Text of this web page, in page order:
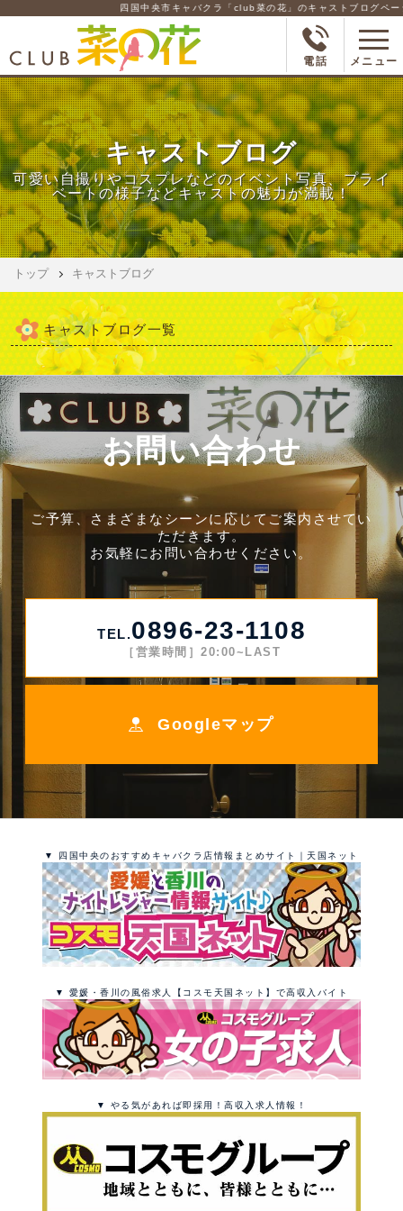
四国中央市キャバクラ「club菜の花」のキャストブログページ
電話 メニュー
キャストブログ
可愛い自撮りやコスプレなどのイベント写真、プライ
ベートの様子などキャストの魅力が満載！
トップ キャストブログ
キャストブログ一覧
お問い合わせ
ご予算、さまざまなシーンに応じてご案内させてい
ただきます。
お気軽にお問い合わせください。
TEL.0896-23-1108
［営業時間］20:00~LAST
Googleマップ
▼ 四国中央のおすすめキャバクラ店情報まとめサイト｜天国ネット
▼ 愛媛・香川の風俗求人【コスモ天国ネット】で高収入バイト
▼ やる気があれば即採用！高収入求人情報！